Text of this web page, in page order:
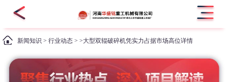
新闻知识 >行业动态 > >大型双辊破碎机凭实力占据市场高位详情